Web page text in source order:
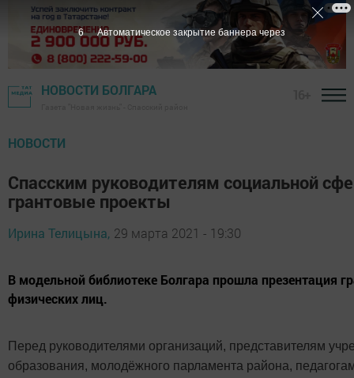
НОВОСТИ БОЛГАРА
НОВОСТИ
Спасским руководителям социальной
грантовые проекты
Ирина Телицына, 29 марта 2021 - 19:30
В модельной библиотеке Болгара прошла презентация
физических лиц.
Перед руководителями организаций, представителям
образования, молодёжного парламента района,
5 Автоматическое закрытие баннера через